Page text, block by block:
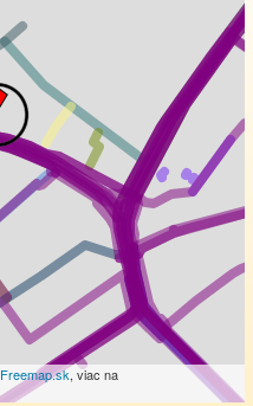
Freemap.sk, viac na